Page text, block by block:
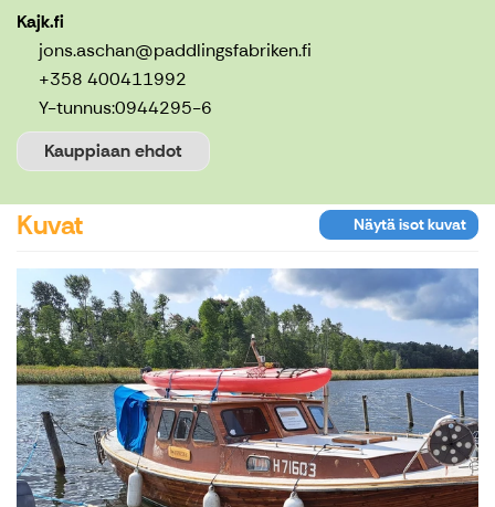
Kajk.fi
jons.aschan@paddlingsfabriken.fi
+358 400411992
Y-tunnus:0944295-6
Kauppiaan ehdot
Kuvat Näytä isot kuvat